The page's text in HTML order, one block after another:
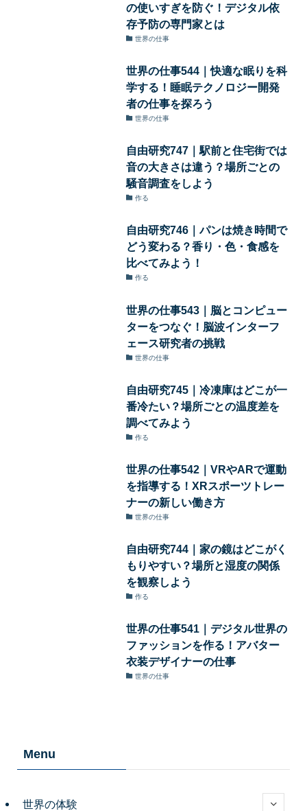
の使いすぎを防ぐ！デジタル依
存予防の専門家とは
世界の仕事
世界の仕事544｜快適な眠りを科
学する！睡眠テクノロジー開発
者の仕事を探ろう
世界の仕事
自由研究747｜駅前と住宅街では
音の大きさは違う？場所ごとの
騒音調査をしよう
作る
自由研究746｜パンは焼き時間で
どう変わる？香り・色・食感を
比べてみよう！
作る
世界の仕事543｜脳とコンピュー
ターをつなぐ！脳波インターフ
ェース研究者の挑戦
世界の仕事
自由研究745｜冷凍庫はどこが一
番冷たい？場所ごとの温度差を
調べてみよう
作る
世界の仕事542｜VRやARで運動
を指導する！XRスポーツトレー
ナーの新しい働き方
世界の仕事
自由研究744｜家の鏡はどこがく
もりやすい？場所と湿度の関係
を観察しよう
作る
世界の仕事541｜デジタル世界の
ファッションを作る！アバター
衣装デザイナーの仕事
世界の仕事
Menu
世界の体験